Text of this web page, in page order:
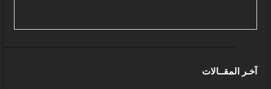
آخـر المقــالات